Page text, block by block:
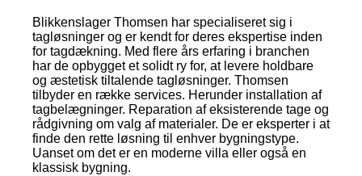
Blikkenslager Thomsen har specialiseret sig i
tagløsninger og er kendt for deres ekspertise inden
for tagdækning. Med flere års erfaring i branchen
har de opbygget et solidt ry for, at levere holdbare
og æstetisk tiltalende tagløsninger. Thomsen
tilbyder en række services. Herunder installation af
tagbelægninger. Reparation af eksisterende tage og
rådgivning om valg af materialer. De er eksperter i at
finde den rette løsning til enhver bygningstype.
Uanset om det er en moderne villa eller også en
klassisk bygning.